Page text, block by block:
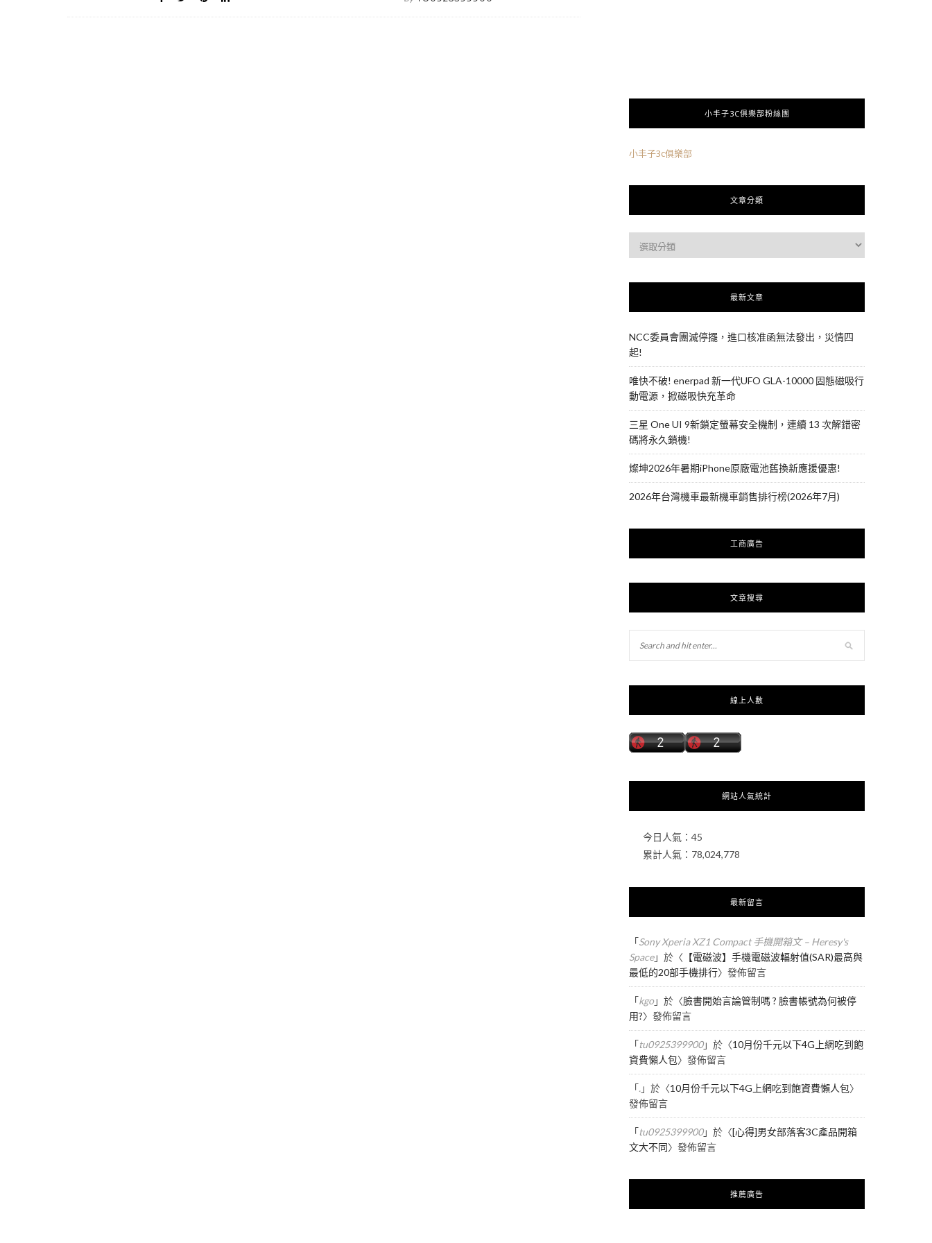
小丰子3C俱樂部粉絲團
小丰子3c俱樂部
文章分類
最新文章
NCC委員會團滅停擺，進口核准函無法發出，災情四
起!
唯快不破! enerpad 新一代UFO GLA-10000 固態磁吸行
動電源，掀磁吸快充革命
三星 One UI 9新鎖定螢幕安全機制，連續 13 次解錯密
碼將永久鎖機!
燦坤2026年暑期iPhone原廠電池舊換新應援優惠!
2026年台灣機車最新機車銷售排行榜(2026年7月)
工商廣告
文章搜尋
線上人數
網站人氣統計
今日人氣： 45
累計人氣： 78,024,778
最新留言
「Sony Xperia XZ1 Compact 手機開箱文 – Heresy's
Space」於〈 【電磁波】手機電磁波輻射值(SAR)最高與
最低的20部手機排行〉發佈留言
「kgo」於〈臉書開始言論管制嗎 ? 臉書帳號為何被停
用?〉發佈留言
「tu0925399900」於〈10月份千元以下4G上網吃到飽
資費懶人包〉發佈留言
「.」於〈10月份千元以下4G上網吃到飽資費懶人包〉
發佈留言
「tu0925399900」於〈[心得]男女部落客3C產品開箱
文大不同〉發佈留言
推薦廣告